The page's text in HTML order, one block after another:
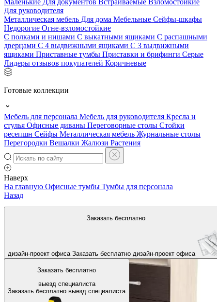
Маленькие Для документов Встраиваемые Взломостойкие
Для руководителя
Металлическая мебель Для дома Мебельные Сейфы-шкафы
Недорогие Огне-взломостойкие
С полками и нишами С выкатными ящиками С распашными
дверцами С 4 выдвижными ящиками С 3 выдвижными
ящиками Приставные тумбы Приставки и брифинги Серые
Лидеры отзывов покупателей Коричневые
Готовые коллекции
Мебель для персонала Мебель для руководителя Кресла и
стулья Офисные диваны Переговорные столы Стойки
ресепшн Сейфы Металлическая мебель Журнальные столы
Перегородки Вешалки Жалюзи Растения
Наверх
Заказать бесплатно
дизайн-проект офиса Заказать бесплатно дизайн-проект офиса
Заказать бесплатно
выезд специалиста
Заказать бесплатно выезд специалиста
На главную Офисные тумбы Тумбы для персонала
Назад